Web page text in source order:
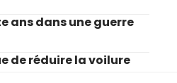
ans dans une guerre
de réduire la voilure